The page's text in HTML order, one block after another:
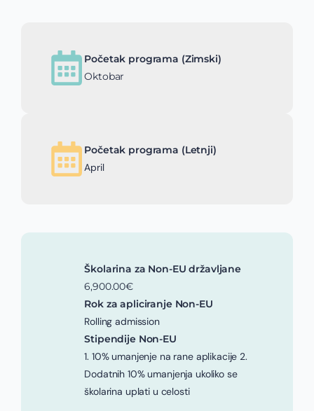
Početak programa (Zimski)
Oktobar
Početak programa (Letnji)
April
Školarina za Non-EU državljane
6,900.00€
Rok za apliciranje Non-EU
Rolling admission
Stipendije Non-EU
1. 10% umanjenje na rane aplikacije 2.
Dodatnih 10% umanjenja ukoliko se
školarina uplati u celosti